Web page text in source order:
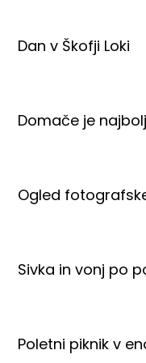
Dan v Škofji Loki
Domače je
Ogled
Sivka in vonj po
Poletni piknik v